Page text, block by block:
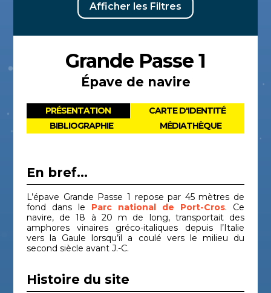
Afficher les Filtres
Grande Passe 1
Épave de navire
PRÉSENTATION
CARTE D'IDENTITÉ
BIBLIOGRAPHIE
MÉDIATHÈQUE
En bref...
L’épave Grande Passe 1 repose par 45 mètres de
fond dans le Parc national de Port-Cros. Ce
navire, de 18 à 20 m de long, transportait des
amphores vinaires gréco-italiques depuis l’Italie
vers la Gaule lorsqu’il a coulé vers le milieu du
second siècle avant J.-C.
Histoire du site